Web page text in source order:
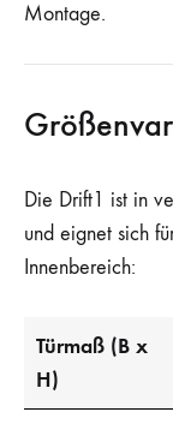
Montage.
Die Drift1 ist in
und eignet sich
Innenbereich:
Türmaß (B x
H)